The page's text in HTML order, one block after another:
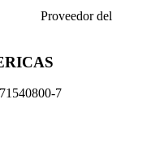
Proveedor del
7